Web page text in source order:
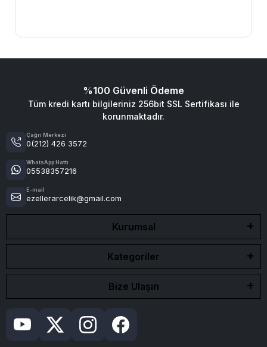
%100 Güvenli Ödeme
Tüm kredi kartı bilgileriniz 256bit SSL Sertifikası ile
korunmaktadır.
Çağrı Merkezi
0(212) 426 3572
WhatsApp Hattı
05538357216
E-mail
ezellerarcelik@gmail.com
Kurumsal
Kategoriler
Bize Ulaşın